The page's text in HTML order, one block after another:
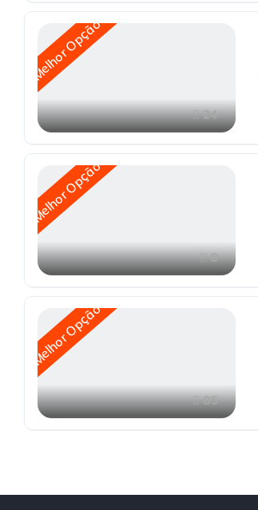
Melhor Opção
24
Melhor Opção
8
Melhor Opção
85